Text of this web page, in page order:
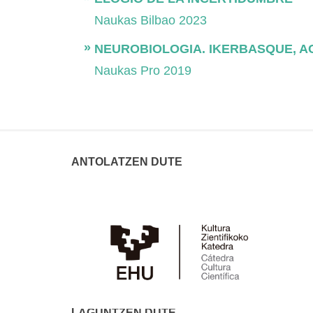
Naukas Bilbao 2023
NEUROBIOLOGIA. IKERBASQUE,
Naukas Pro 2019
ANTOLATZEN DUTE